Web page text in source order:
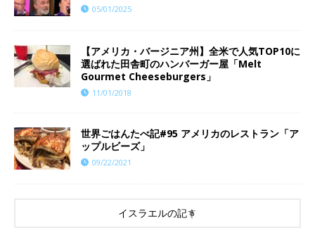
05/01/2025
【アメリカ・バージニア州】全米で人気TOP10に
選ばれた田舎町のハンバーガー屋「Melt
Gourmet Cheeseburgers」
11/01/2018
世界ごはんたべ記#95 アメリカのレストラン「ア
ップルビーズ」
09/22/2021
イスラエルの記事